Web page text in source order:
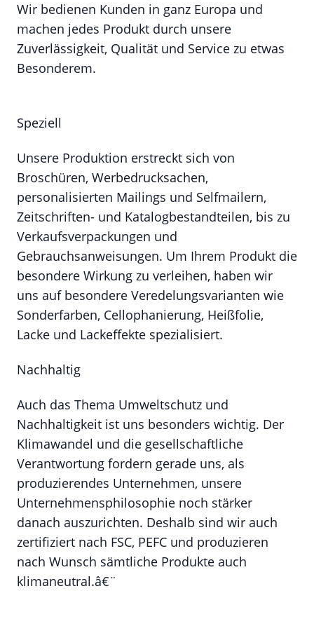
Wir bedienen Kunden in ganz Europa und
machen jedes Produkt durch unsere
Zuverlässigkeit, Qualität und Service zu etwas
Besonderem.
Speziell
Unsere Produktion erstreckt sich von
Broschüren, Werbedrucksachen,
personalisierten Mailings und Selfmailern,
Zeitschriften- und Katalogbestandteilen, bis zu
Verkaufsverpackungen und
Gebrauchsanweisungen. Um Ihrem Produkt die
besondere Wirkung zu verleihen, haben wir
uns auf besondere Veredelungsvarianten wie
Sonderfarben, Cellophanierung, Heißfolie,
Lacke und Lackeffekte spezialisiert.
Nachhaltig
Auch das Thema Umweltschutz und
Nachhaltigkeit ist uns besonders wichtig. Der
Klimawandel und die gesellschaftliche
Verantwortung fordern gerade uns, als
produzierendes Unternehmen, unsere
Unternehmensphilosophie noch stärker
danach auszurichten. Deshalb sind wir auch
zertifiziert nach FSC, PEFC und produzieren
nach Wunsch sämtliche Produkte auch
klimaneutral.â€¨